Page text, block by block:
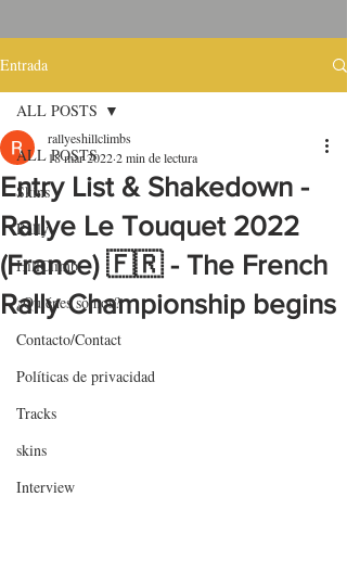
Entrada
ALL POSTS
Skins
Rally
HillClimb
¿Quiénes somos?
Contacto/Contact
Políticas de privacidad
Tracks
skins
Interview
ALL POSTS
Entry List & Shakedown -
Rallye Le Touquet 2022
(France) 🇫🇷 - The French
Rally Championship begins
rallyeshillclimbs
18 mar 20222 min de lectura